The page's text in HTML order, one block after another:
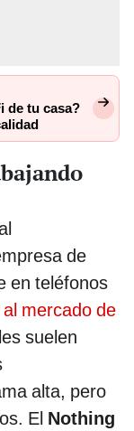
de tu casa?
de
en teléfonos
mercado de
suelen
alta, pero
El Nothing